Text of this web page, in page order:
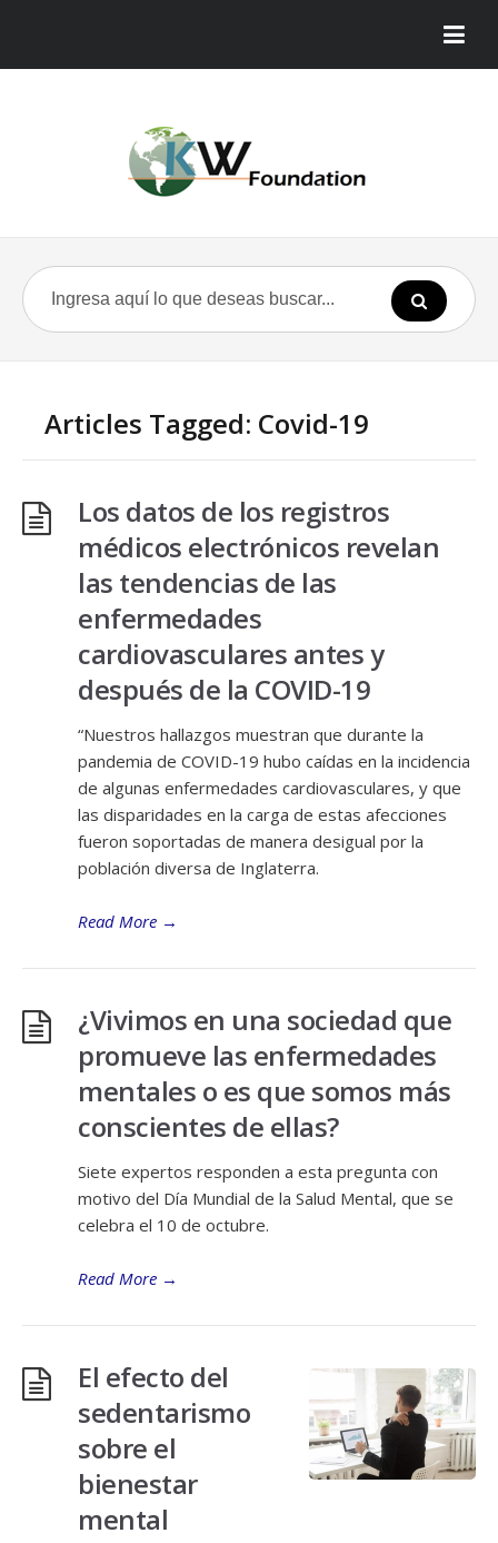
Articles Tagged: Covid-19
Los datos de los registros
médicos electrónicos revelan
las tendencias de las
enfermedades
cardiovasculares antes y
después de la COVID-19
“Nuestros hallazgos muestran que durante la
pandemia de COVID-19 hubo caídas en la incidencia
de algunas enfermedades cardiovasculares, y que
las disparidades en la carga de estas afecciones
fueron soportadas de manera desigual por la
población diversa de Inglaterra.
Read More →
¿Vivimos en una sociedad que
promueve las enfermedades
mentales o es que somos más
conscientes de ellas?
Siete expertos responden a esta pregunta con
motivo del Día Mundial de la Salud Mental, que se
celebra el 10 de octubre.
Read More →
El efecto del
sedentarismo
sobre el
bienestar
mental